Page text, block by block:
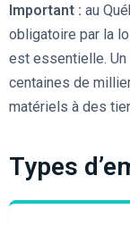
Important : au
obligatoire par la
est essentielle. Un
centaines de
matériels à des
Types